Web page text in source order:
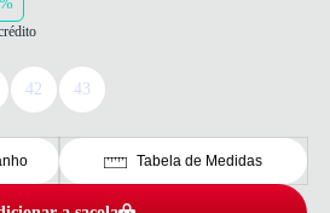
42 43
Tabela de Medidas